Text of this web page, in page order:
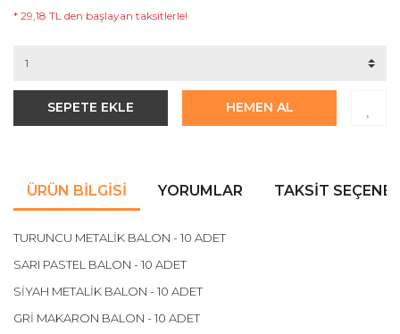
* 29,18 TL den başlayan taksitlerle!
SEPETE EKLE HEMEN AL
ÜRÜN BILGISI YORUMLAR TAKSIT
TURUNCU METALİK BALON - 10 ADET
SARI PASTEL BALON - 10 ADET
SİYAH METALİK BALON - 10 ADET
GRİ MAKARON BALON - 10 ADET